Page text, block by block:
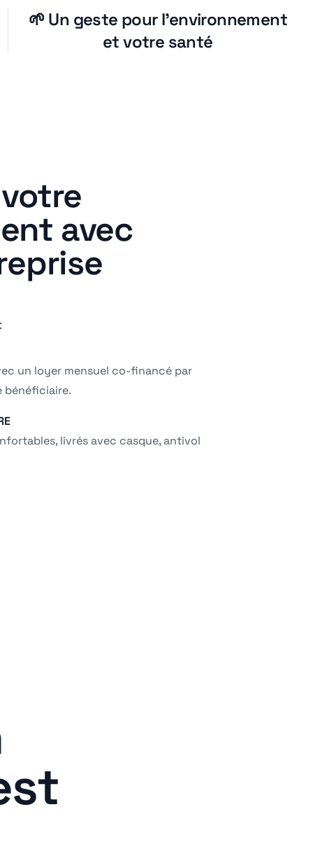
🌱 Un geste pour l’environnement
et votre santé
avec
un loyer mensuel co-financé par
bénéficiaire.
livrés avec casque, antivol